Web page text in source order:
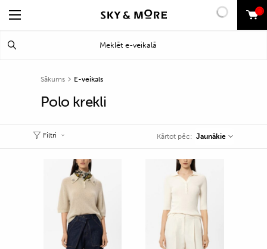
0
Sākums E-veikals
Polo krekli
Filtri Kārtot pēc: Jaunākie